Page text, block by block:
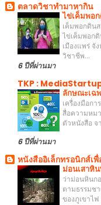
ตลาดวิชาทำมาหากิน
ไข่เค็มพอ
เค็มพอกดิน
ไข่เค็มพอก
เมืองแพร่ จั
วิชาชีพ...
6 ปีที่ผ่านมา
TKP :
ลักษณะเฉ
เครื่องมือก
สื่อความหม
ตัวหนังสือ จ
6 ปีที่ผ่านมา
หนังสืออิเล็กทรอนิกส์เ
ม่อนเสาหิ
ว่าม่อนหินก
ตามธรรมช
ของภูเขาไ